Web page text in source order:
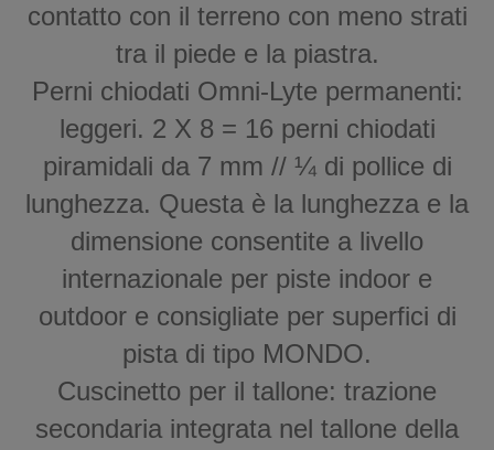
contatto con il terreno con meno strati
tra il piede e la piastra.
Perni chiodati Omni-Lyte permanenti:
leggeri. 2 X 8 = 16 perni chiodati
piramidali da 7 mm // ¼ di pollice di
lunghezza. Questa è la lunghezza e la
dimensione consentite a livello
internazionale per piste indoor e
outdoor e consigliate per superfici di
pista di tipo MONDO.
Cuscinetto per il tallone: trazione
secondaria integrata nel tallone della